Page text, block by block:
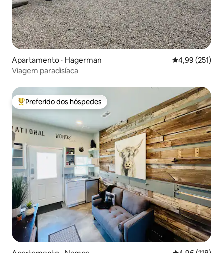
Apartamento ⋅ Hagerman 4,99 de uma
4,99 (251)
Viagem paradisíaca
Entre os melhores preferidos dos hóspedes
Preferido dos hóspedes